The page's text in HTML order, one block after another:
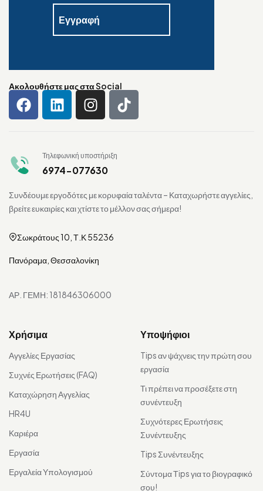
Ακολουθήστε μας στα Social
Τηλεφωνική υποστήριξη
6974-077630
Συνδέουμε εργοδότες με κορυφαία ταλέντα – Καταχωρήστε αγγελίες,
βρείτε ευκαιρίες και χτίστε το μέλλον σας σήμερα!
Σωκράτους 10, Τ.Κ 55236
Πανόραμα, Θεσσαλονίκη
ΑΡ. ΓΕΜΗ: 181846306000
Χρήσιμα
Αγγελίες Εργασίας
Συχνές Ερωτήσεις (FAQ)
Καταχώρηση Αγγελίας
HR4U
Καριέρα
Εργασία
Εργαλεία Υπολογισμού
Υποψήφιοι
Tips αν ψάχνεις την πρώτη σου
εργασία
Τι πρέπει να προσέξετε στη
συνέντευξη
Συχνότερες Ερωτήσεις
Συνέντευξης
Tips Συνέντευξης
Σύντομα Τips για το βιογραφικό
σου!